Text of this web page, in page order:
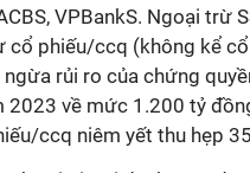
VPBankS. Ngoại trừ
cổ phiếu/ccq (không kể
rủi ro của chứng
2023 về mức 1.200 tỷ
ccq niêm yết thu hẹp